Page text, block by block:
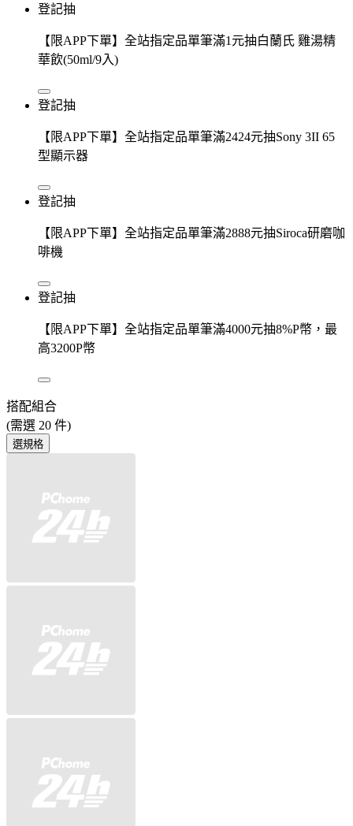
登記抽
【限APP下單】全站指定品單筆滿1元抽白蘭氏 雞湯精
華飲(50ml/9入)
登記抽
【限APP下單】全站指定品單筆滿2424元抽Sony 3II 65
型顯示器
登記抽
【限APP下單】全站指定品單筆滿2888元抽Siroca研磨咖
啡機
登記抽
【限APP下單】全站指定品單筆滿4000元抽8%P幣，最
高3200P幣
搭配組合
(需選 20 件)
選規格